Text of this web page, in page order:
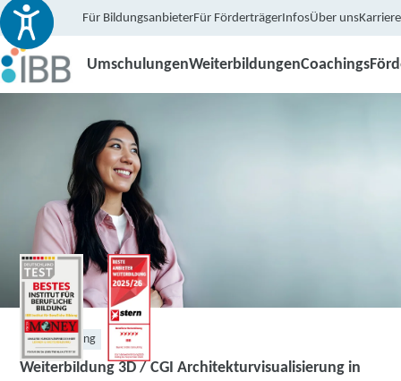
Für BildungsanbieterFür FörderträgerInfosÜber unsKarriere
UmschulungenWeiterbildungenCoachings
Weiterbildung
Weiterbildung 3D / CGI Architekturvisualisierung in